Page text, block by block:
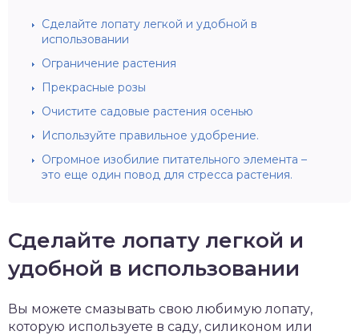
Сделайте лопату легкой и удобной в
использовании
Ограничение растения
Прекрасные розы
Очистите садовые растения осенью
Используйте правильное удобрение.
Огромное изобилие питательного элемента –
это еще один повод для стресса растения.
Сделайте лопату легкой и
удобной в использовании
Вы можете смазывать свою любимую лопату,
которую используете в саду, силиконом или